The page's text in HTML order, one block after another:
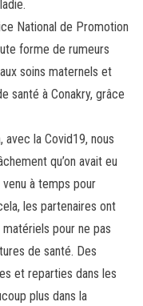
National de Promotion
forme de rumeurs
soins maternels et
santé à Conakry, grâce
avec la Covid19, nous
qu’on avait eu
à temps pour
les partenaires ont
pour ne pas
de santé. Des
et reparties dans les
plus dans la